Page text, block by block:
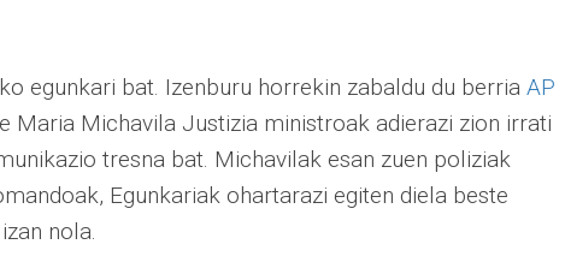
egunkari bat. Izenburu horrekin zabaldu du berria AP
Maria Michavila Justizia ministroak adierazi zion irrati
tresna bat. Michavilak esan zuen poliziak
Egunkariak ohartarazi egiten diela beste
nola.